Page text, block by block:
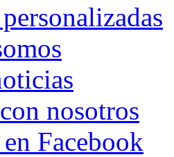
nosotros
Facebook